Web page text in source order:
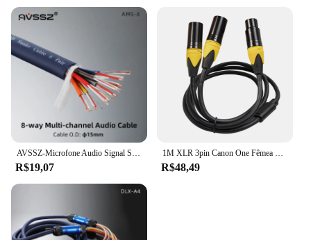
AVSSZ-Microfone Audio Signal Snake Cable Mixer, cabo multicanal, macho e fêmea Plug, Rainbow Line O.D, 2 Core, 8 Canais, 15 mm
R$19,07
1M XLR 3pin Canon One Fêmea para Dois Machos Cabo Adaptador Y Splitter Cabo Adaptador de Áudio para Microfone
R$48,49